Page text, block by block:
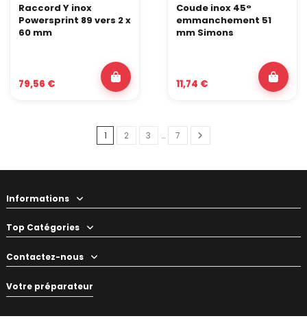
Raccord Y inox
Powersprint 89 vers 2 x
60 mm
79,56 €
Coude inox 45°
emmanchement 51
mm Simons
11,74 €
1 2 3 … 7
Informations
Top Catégories
Contactez-nous
Votre préparateur